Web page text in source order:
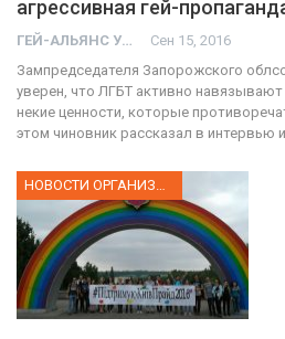
агрессивная гей-
ГЕЙ-АЛЬЯНС УКРАИНА Сен 15, 2016
Зампредседателя Запорожского
уверен, что ЛГБТ активно
некие ценности, которые
этом чиновник рассказал в интервью